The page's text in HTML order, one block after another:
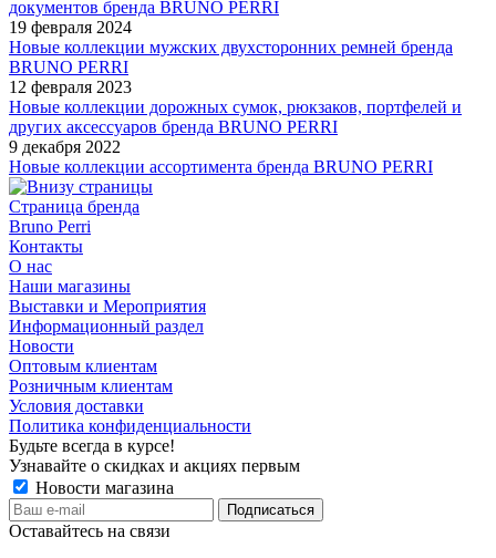
документов бренда BRUNO PERRI
19 февраля 2024
Новые коллекции мужских двухсторонних ремней бренда
BRUNO PERRI
12 февраля 2023
Новые коллекции дорожных сумок, рюкзаков, портфелей и
других аксессуаров бренда BRUNO PERRI
9 декабря 2022
Новые коллекции ассортимента бренда BRUNO PERRI
Страница бренда
Bruno Perri
Контакты
О нас
Наши магазины
Выставки и Мероприятия
Информационный раздел
Новости
Оптовым клиентам
Розничным клиентам
Условия доставки
Политика конфиденциальности
Будьте всегда в курсе!
Узнавайте о скидках и акциях первым
Новости магазина
Оставайтесь на связи